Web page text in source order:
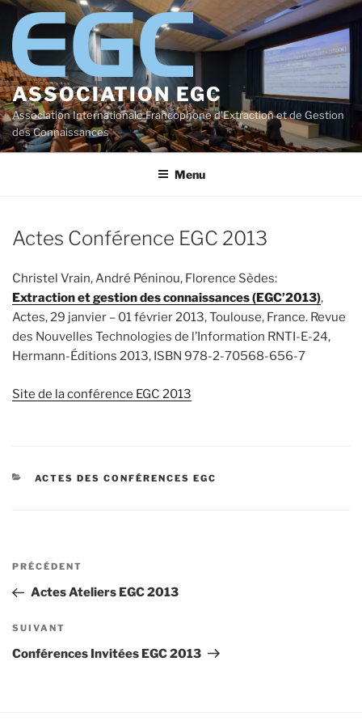
Aller
contenu
principal
ASSOCIATION EGC
Association Internationale Francophone d'Extraction et de Gestion
des Connaissances
Menu
Actes Conférence EGC 2013
Christel Vrain, André Péninou, Florence Sèdes:
Extraction et gestion des connaissances (EGC’2013),
Actes, 29 janvier – 01 février 2013, Toulouse, France. Revue
des Nouvelles Technologies de l’Information RNTI-E-24,
Hermann-Éditions 2013, ISBN 978-2-70568-656-7
Site de la conférence EGC 2013
CATÉGORIES
ACTES DES CONFÉRENCES EGC
Navigation
l’article
Article
précédent
PRÉCÉDENT
Actes Ateliers EGC 2013
Article
suivant
SUIVANT
Conférences Invitées EGC 2013